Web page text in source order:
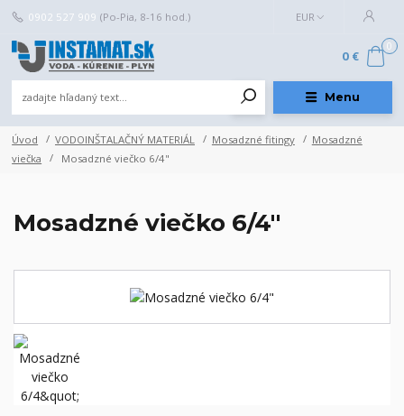
Menu
EUR
0902 527 909 (Po-Pia, 8-16 hod.)
0
0 €
Úvod VODOINŠTALAČNÝ MATERIÁL Mosadzné fitingy
Mosadzné
viečka
Mosadzné viečko 6/4"
Mosadzné viečko 6/4"